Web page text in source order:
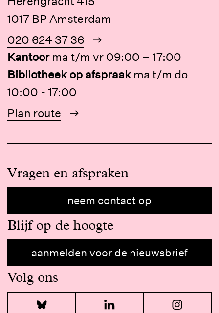
1017 BP Amsterdam
020 624 37 36
Kantoor ma t/m vr 09:00 – 17:00
Bibliotheek op afspraak ma t/m do
10:00 - 17:00
Plan route
Vragen en afspraken
neem contact op
Blijf op de hoogte
aanmelden voor de nieuwsbrief
Volg ons
Bluesky LinkedIn